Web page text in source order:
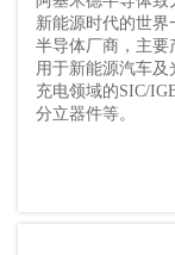
新能源时代的世界
半导体厂商，主要
用于新能源汽车及
充电领域的SIC/
分立器件等。